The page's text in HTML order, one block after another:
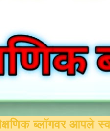
आपले स्वागत आहे,